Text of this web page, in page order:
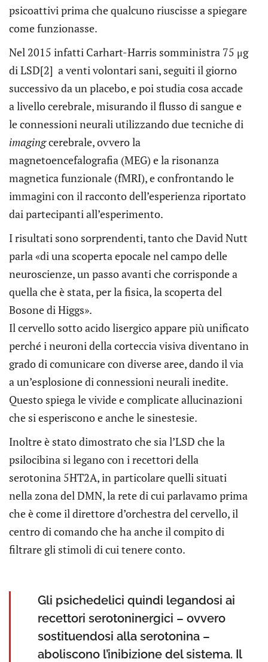
psicoattivi prima che qualcuno riuscisse a spiegare
come funzionasse.
Nel 2015 infatti Carhart-Harris somministra 75 μg
di LSD[2] a venti volontari sani, seguiti il giorno
successivo da un placebo, e poi studia cosa accade
a livello cerebrale, misurando il flusso di sangue e
le connessioni neurali utilizzando due tecniche di
imagingcerebrale, ovvero la
magnetoencefalografia (MEG) e la risonanza
magnetica funzionale (fMRI), e confrontando le
immagini con il racconto dell’esperienza riportato
dai partecipanti all’esperimento.
I risultati sono sorprendenti, tanto che David Nutt
parla «di una scoperta epocale nel campo delle
neuroscienze, un passo avanti che corrisponde a
quella che è stata, per la fisica, la scoperta del
Bosone di Higgs».
Il cervello sotto acido lisergico appare più unificato
perché i neuroni della corteccia visiva diventano in
grado di comunicare con diverse aree, dando il via
a un’esplosione di connessioni neurali inedite.
Questo spiega le vivide e complicate allucinazioni
che si esperiscono e anche le sinestesie.
Inoltre è stato dimostrato che sia l’LSD che la
psilocibina si legano con i recettori della
serotonina 5HT2A, in particolare quelli situati
nella zona del DMN, la rete di cui parlavamo prima
che è come il direttore d’orchestra del cervello, il
centro di comando che ha anche il compito di
filtrare gli stimoli di cui tenere conto.
Gli psichedelici quindi legandosi ai
recettori serotoninergici – ovvero
sostituendosi alla serotonina –
aboliscono l’inibizione del sistema. Il